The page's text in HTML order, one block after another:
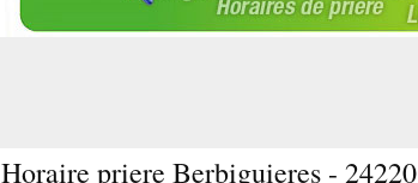
Horaire priere Berbiguieres - 24220